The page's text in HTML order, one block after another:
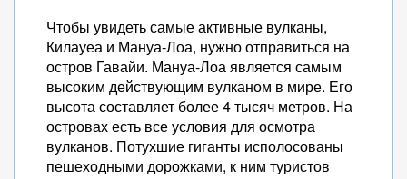
Чтобы увидеть самые активные вулканы,
Килауеа и Мануа-Лоа, нужно отправиться на
остров Гавайи. Мануа-Лоа является самым
высоким действующим вулканом в мире. Его
высота составляет более 4 тысяч метров. На
островах есть все условия для осмотра
вулканов. Потухшие гиганты исполосованы
пешеходными дорожками, к ним туристов